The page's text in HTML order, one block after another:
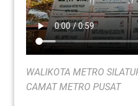
WALIKOTA METRO
CAMAT METRO PUSAT